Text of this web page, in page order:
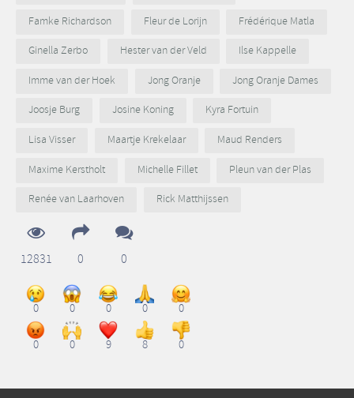
Famke Richardson
Fleur de Lorijn
Frédérique Matla
Ginella Zerbo
Hester van der Veld
Ilse Kappelle
Imme van der Hoek
Jong Oranje
Jong Oranje Dames
Joosje Burg
Josine Koning
Kyra Fortuin
Lisa Visser
Maartje Krekelaar
Maud Renders
Maxime Kerstholt
Michelle Fillet
Pleun van der Plas
Renée van Laarhoven
Rick Matthijssen
12831 0 0
0 0 0 0 0
0 0 9 8 0